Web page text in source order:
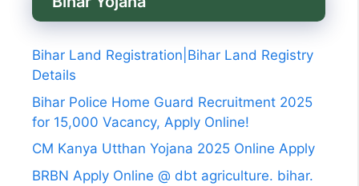
Bihar Land Registration|Bihar Land Registry
Details
Bihar Police Home Guard Recruitment 2025
for 15,000 Vacancy, Apply Online!
CM Kanya Utthan Yojana 2025 Online Apply
BRBN Apply Online @ dbt agriculture. bihar.